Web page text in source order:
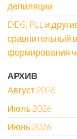
депиляции
DDS, PLL и
сравнительный
формирования
АРХИВ
Август 2026
Июль 2026
Июнь 2026